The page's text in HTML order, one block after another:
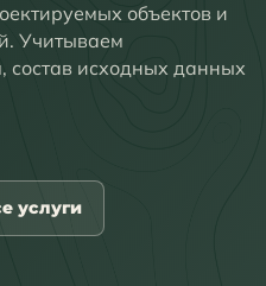
объектов и
Учитываем
состав исходных данных
услуги